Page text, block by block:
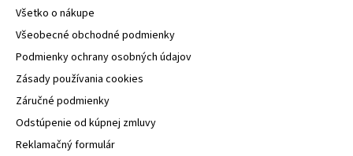
Všetko o nákupe
Všeobecné obchodné podmienky
Podmienky ochrany osobných údajov
Zásady používania cookies
Záručné podmienky
Odstúpenie od kúpnej zmluvy
Reklamačný formulár